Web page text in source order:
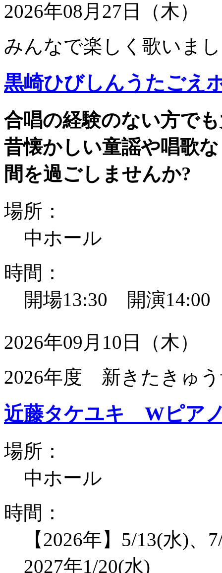
2026年08月27日（木）
みんなで楽しく歌いま
黒崎ひびしんうたごえ
合唱の経験のない方で
昔懐かしい童謡や唱歌
間を過ごしませんか?
場所：
中ホール
時間：
開場13:30 開演14:00
2026年09月10日（木）
2026年度 新きたきゅ
近藤タケユキ Wピア
場所：
中ホール
時間：
【2026年】5/13(水)
2027年1/20(水)